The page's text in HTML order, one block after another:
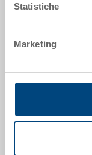
Statistiche
Marketing
600 x 400 x
|
Richiedi